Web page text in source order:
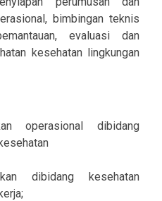
bimbingan teknis
evaluasi dan
kesehatan lingkungan
operasional dibidang
dibidang kesehatan